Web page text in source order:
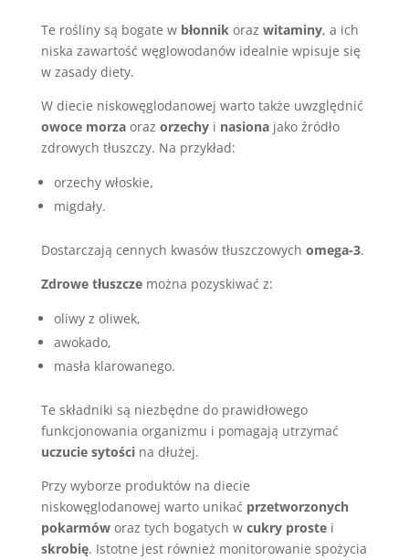
Te rośliny są bogate w błonnikoraz witaminy, a ich
niska zawartość węglowodanów idealnie wpisuje się
w zasady diety.
W diecie niskowęglodanowej warto także uwzględnić
owoce morzaoraz orzechyi nasionajako źródło
zdrowych tłuszczy. Na przykład:
orzechy włoskie,
migdały.
Dostarczają cennych kwasów tłuszczowych omega-3.
Zdrowe tłuszczemożna pozyskiwać z:
oliwy z oliwek,
awokado,
masła klarowanego.
Te składniki są niezbędne do prawidłowego
funkcjonowania organizmu i pomagają utrzymać
uczucie sytościna dłużej.
Przy wyborze produktów na diecie
niskowęglodanowej warto unikać przetworzonych
pokarmóworaz tych bogatych w cukry prostei
skrobię. Istotne jest również monitorowanie spożycia